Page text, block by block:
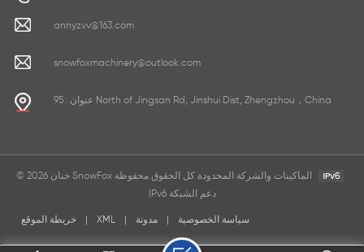
annyzvv@163.com
snowfoxmachinery@outlook.com
عنوان : 95 North of Jingsan Rd, Jinshui Dist, Zhengzhou，China
IPv6 دعم الشبكة
خريطة الموقع XML مدونة سياسة الخصوصية